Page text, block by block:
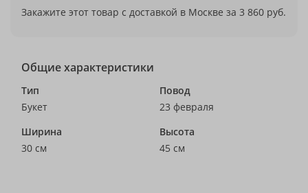
Закажите этот товар с доставкой в Москве за 3 860 руб.
Общие характеристики
Тип
Букет
Повод
23 февраля
Ширина
30 см
Высота
45 см